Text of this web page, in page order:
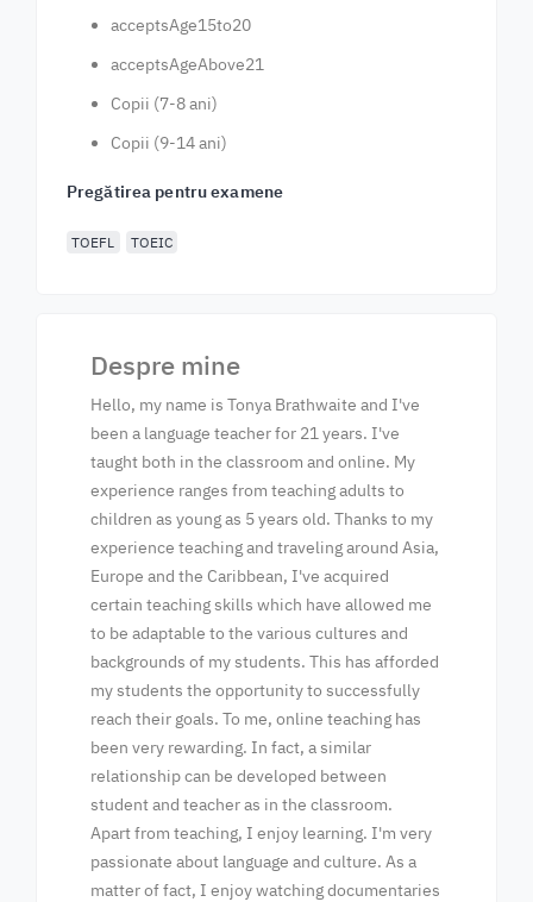
acceptsAge15to20
acceptsAgeAbove21
Copii (7-8 ani)
Copii (9-14 ani)
Pregătirea pentru examene
TOEFL TOEIC
Despre mine
Hello, my name is Tonya Brathwaite and I've
been a language teacher for 21 years. I've
taught both in the classroom and online. My
experience ranges from teaching adults to
children as young as 5 years old. Thanks to my
experience teaching and traveling around Asia,
Europe and the Caribbean, I've acquired
certain teaching skills which have allowed me
to be adaptable to the various cultures and
backgrounds of my students. This has afforded
my students the opportunity to successfully
reach their goals. To me, online teaching has
been very rewarding. In fact, a similar
relationship can be developed between
student and teacher as in the classroom.
Apart from teaching, I enjoy learning. I'm very
passionate about language and culture. As a
matter of fact, I enjoy watching documentaries